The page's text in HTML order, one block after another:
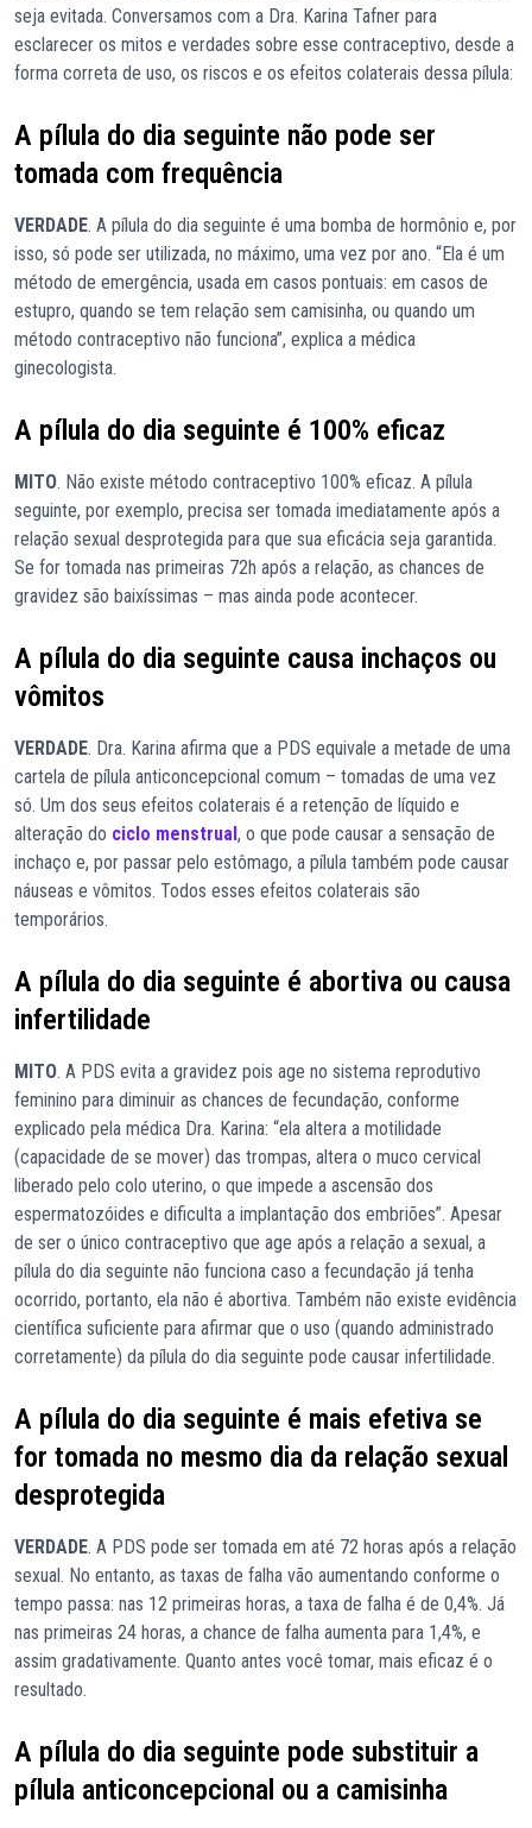
seja evitada. Conversamos com a Dra. Karina Tafner para
esclarecer os mitos e verdades sobre esse contraceptivo, desde a
forma correta de uso, os riscos e os efeitos colaterais dessa pílula:
A pílula do dia seguinte não pode ser
tomada com frequência
VERDADE. A pílula do dia seguinte é uma bomba de hormônio e, por
isso, só pode ser utilizada, no máximo, uma vez por ano. “Ela é um
método de emergência, usada em casos pontuais: em casos de
estupro, quando se tem relação sem camisinha, ou quando um
método contraceptivo não funciona”, explica a médica
ginecologista.
A pílula do dia seguinte é 100% eficaz
MITO. Não existe método contraceptivo 100% eficaz. A pílula
seguinte, por exemplo, precisa ser tomada imediatamente após a
relação sexual desprotegida para que sua eficácia seja garantida.
Se for tomada nas primeiras 72h após a relação, as chances de
gravidez são baixíssimas – mas ainda pode acontecer.
A pílula do dia seguinte causa inchaços ou
vômitos
VERDADE. Dra. Karina afirma que a PDS equivale a metade de uma
cartela de pílula anticoncepcional comum – tomadas de uma vez
só. Um dos seus efeitos colaterais é a retenção de líquido e
alteração do ciclo menstrual, o que pode causar a sensação de
inchaço e, por passar pelo estômago, a pílula também pode causar
náuseas e vômitos. Todos esses efeitos colaterais são
temporários.
A pílula do dia seguinte é abortiva ou causa
infertilidade
MITO. A PDS evita a gravidez pois age no sistema reprodutivo
feminino para diminuir as chances de fecundação, conforme
explicado pela médica Dra. Karina: “ela altera a motilidade
(capacidade de se mover) das trompas, altera o muco cervical
liberado pelo colo uterino, o que impede a ascensão dos
espermatozóides e dificulta a implantação dos embriões”. Apesar
de ser o único contraceptivo que age após a relação a sexual, a
pílula do dia seguinte não funciona caso a fecundação já tenha
ocorrido, portanto, ela não é abortiva. Também não existe evidência
científica suficiente para afirmar que o uso (quando administrado
corretamente) da pílula do dia seguinte pode causar infertilidade.
A pílula do dia seguinte é mais efetiva se
for tomada no mesmo dia da relação sexual
desprotegida
VERDADE. A PDS pode ser tomada em até 72 horas após a relação
sexual. No entanto, as taxas de falha vão aumentando conforme o
tempo passa: nas 12 primeiras horas, a taxa de falha é de 0,4%. Já
nas primeiras 24 horas, a chance de falha aumenta para 1,4%, e
assim gradativamente. Quanto antes você tomar, mais eficaz é o
resultado.
A pílula do dia seguinte pode substituir a
pílula anticoncepcional ou a camisinha